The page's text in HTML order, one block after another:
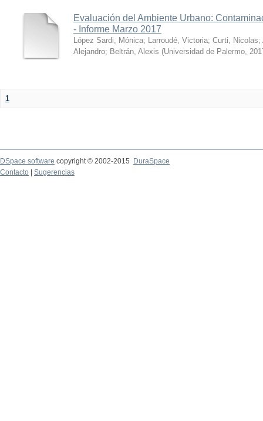
Evaluación del Ambiente Urbano:
- Informe Marzo 2017
López Sardi, Mónica; Larroudé, Victoria; Curti, Nicolas;
Alejandro; Beltrán, Alexis (Universidad de Palermo,
1
DSpace software copyright © 2002-2015
DuraSpace
Contacto
Sugerencias